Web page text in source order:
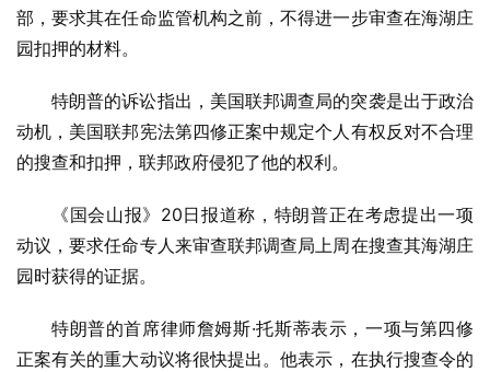
部，要求其在任命监管机构之前，不得进一步审查在海湖庄
园扣押的材料。
特朗普的诉讼指出，美国联邦调查局的突袭是出于政治
动机，美国联邦宪法第四修正案中规定个人有权反对不合理
的搜查和扣押，联邦政府侵犯了他的权利。
《国会山报》20日报道称，特朗普正在考虑提出一项
动议，要求任命专人来审查联邦调查局上周在搜查其海湖庄
园时获得的证据。
特朗普的首席律师詹姆斯·托斯蒂表示，一项与第四修
正案有关的重大动议将很快提出。他表示，在执行搜查令的